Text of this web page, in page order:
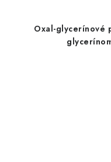
Oxal-glycerínové